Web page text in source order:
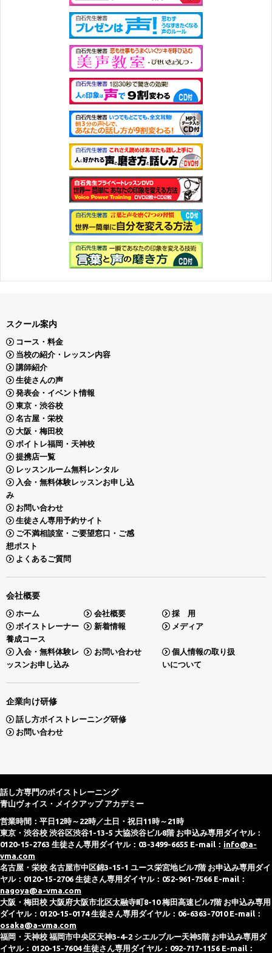
スクール案内
コース・料金
当校の紹介・レッスン内容
講師紹介
生徒さんの声
発表会・イベント情報
東京・渋谷校
名古屋・栄校
大阪・梅田校
ボイトレ福岡・天神校
提携店一覧
レッスンルーム無料レンタル
入会・無料体験レッスンお申し込
み
お問い合わせ
生徒さん専用予約サイト
ご不満相談室・ご要望窓口・ご感
想ポスト
よくあるご質問
会社概要
ホーム 会社概要
採 用
ボイストレーナー
養成コース
新着情報 メディア
入会・無料体験レ
ッスンお申し込み
お問い合わせ
個人情報の取り扱
いについて
企業向け研修
話し方ボイストレーニング研修
お問い合わせ
話し方専門のボイストレーニング
青山ヴォイス・メイクアップ アカデミー
営業時間：平日12時～22時／土日・祝日11時～21時
東京・渋谷校 渋谷区渋谷1-13-5 大協渋谷ビル8階 お申込み専用ダイヤル：
0120-15-2763 生徒さん専用ダイヤル：03-3499-6655 E-mail： info@a-
vma.com
名古屋・栄校 名古屋市中区錦3-15-1 ユース栄宮地ビル7階 お申込み専用ダイ
ヤル：0120-15-2706 生徒さん専用ダイヤル：052-961-7566 E-mail：
nagoya@a-vma.com
大阪・梅田校 大阪府大阪市北区太融寺町8-10 梅田高速ビル7階 お申込み専用
ダイヤル：0120-15-0174 生徒さん専用ダイヤル：06-6363-7010 E-mail：
osaka@a-vma.com
福岡・天神校 福岡市中央区天神3-4-2 シエルブルー天神5階 お申込み専用ダ
イヤル：0120-15-7604 生徒さん専用ダイヤル：092-717-1156 E-mail：